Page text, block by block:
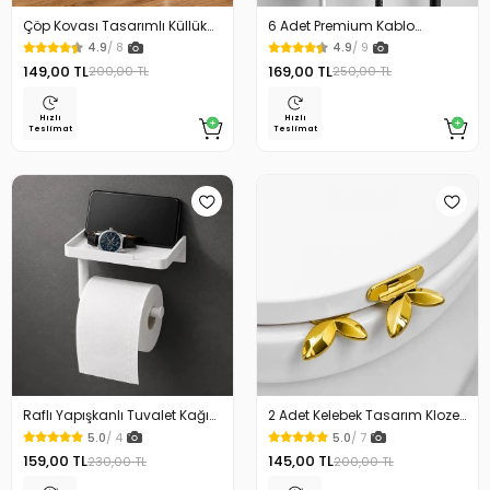
Çöp Kovası Tasarımlı Küllük
Duvar Masaüstü ve Araç İçin
Uygun Kullanım
4.9/ 8
149,00 TL200,00 TL
Hızlı
Teslimat
6 Adet Premium Kablo
Düzenleyici Kablo Tutucu
Mıknatıslı Kapak Özellikli
4.9/ 9
169,00 TL250,00 TL
Hızlı
Teslimat
Raflı Yapışkanlı Tuvalet Kağıdı
Askılığı
5.0/ 4
159,00 TL230,00 TL
2 Adet Kelebek Tasarım Klozet
Kaldırma Aparatı Gold Renk
5.0/ 7
145,00 TL200,00 TL